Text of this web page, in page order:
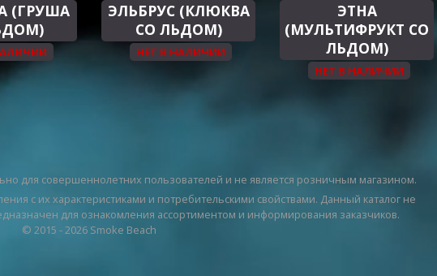
(ГРУША
ЭЛЬБРУС (КЛЮКВА
СО ЛЬДОМ)
НЕТ В НАЛИЧИИ
ЭТНА
(МУЛЬТИФРУКТ СО
ЛЬДОМ)
НЕТ В НАЛИЧИИ
для совершеннолетних пользователей и не является розничным магазином.
с их характеристиками и потребительскими свойствами. Данный каталог не
для ознакомления ассортиментом и информирования заказчиков.
© 2015 - 2026 Smoke Beach